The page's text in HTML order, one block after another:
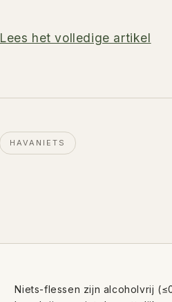
Lees het volledige artikel
HAVANIETS
Niets-flessen zijn alcoholvrij